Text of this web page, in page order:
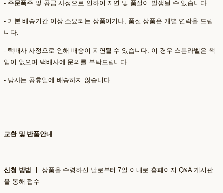
- 주문폭주 및 공급 사정으로 인하여 지연 및 품절이 발생될 수 있습니다.
- 기본 배송기간 이상 소요되는 상품이거나, 품절 상품은 개별 연락을 드립
니다.
- 택배사 사정으로 인해 배송이 지연될 수 있습니다. 이 경우 스톤라벨은 책
임이 없으며 택배사에 문의를 부탁드립니다.
- 당사는 공휴일에 배송하지 않습니다.
교환 및 반품안내
신청 방법 ㅣ 상품을 수령하신 날로부터 7일 이내로 홈페이지 Q&A 게시판
을 통해 접수